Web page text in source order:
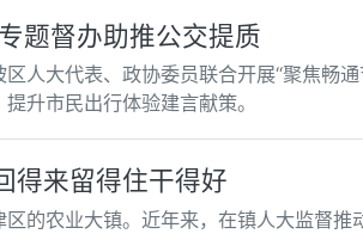
题督办助推公交提质
区人大代表、政协委员联合开展“聚焦畅
升市民出行体验建言献策。
得来留得住干得好
区的农业大镇。近年来，在镇人大监督